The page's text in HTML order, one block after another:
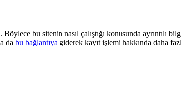
bu sitenin nasıl çalıştığı konusunda ayrıntılı
da bu bağlantıya giderek kayıt işlemi hakkında daha